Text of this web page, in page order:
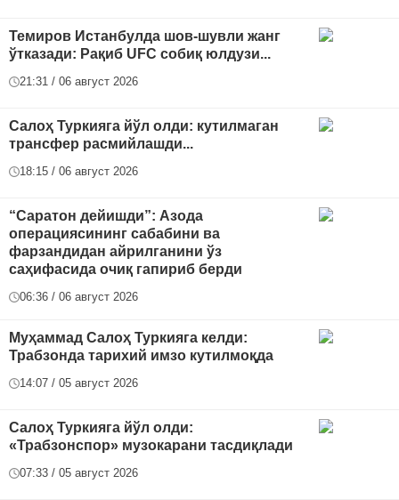
Темиров Истанбулда шов-шувли жанг
ўтказади: Рақиб UFC собиқ юлдузи...
21:31 / 06 август 2026
Салоҳ Туркияга йўл олди: кутилмаган
трансфер расмийлашди...
18:15 / 06 август 2026
“Саратон дейишди”: Азода
операциясининг сабабини ва
фарзандидан айрилганини ўз
саҳифасида очиқ гапириб берди
06:36 / 06 август 2026
Муҳаммад Салоҳ Туркияга келди:
Трабзонда тарихий имзо кутилмоқда
14:07 / 05 август 2026
Салоҳ Туркияга йўл олди:
«Трабзонспор» музокарани тасдиқлади
07:33 / 05 август 2026